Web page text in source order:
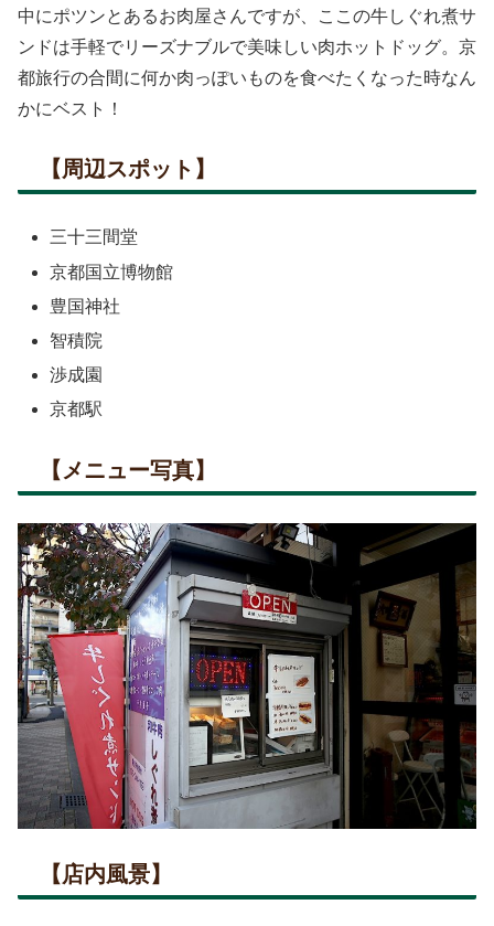
中にポツンとあるお肉屋さんですが、ここの牛しぐれ煮サ
ンドは手軽でリーズナブルで美味しい肉ホットドッグ。京
都旅行の合間に何か肉っぽいものを食べたくなった時なん
かにベスト！
【周辺スポット】
三十三間堂
京都国立博物館
豊国神社
智積院
渉成園
京都駅
【メニュー写真】
【店内風景】